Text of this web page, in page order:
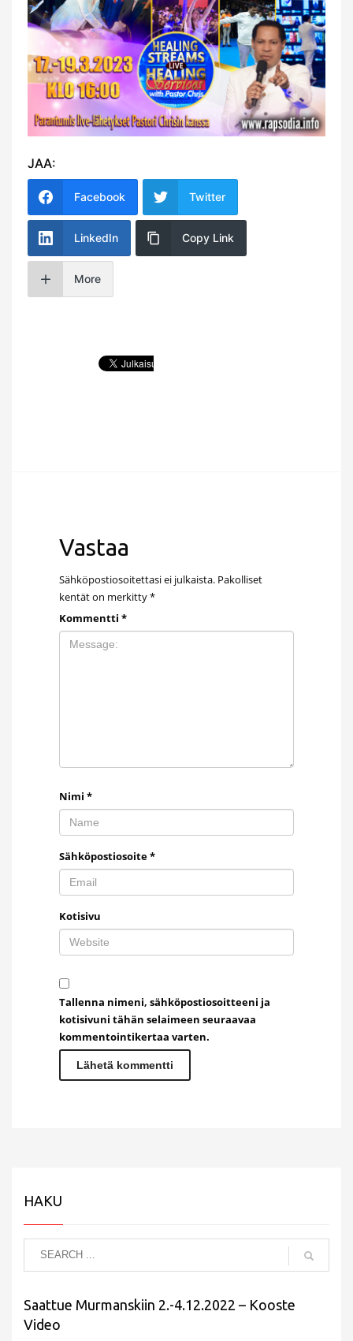
JAA:
Facebook Twitter
LinkedIn Copy Link
More
Vastaa
Sähköpostiosoitettasi ei julkaista. Pakolliset
kentät on merkitty*
Kommentti *
Nimi *
Sähköpostiosoite*
Kotisivu
Tallenna nimeni, sähköpostiosoitteeni ja
kotisivuni tähän selaimeen seuraavaa
kommentointikertaa varten.
HAKU
Saattue Murmanskiin 2.-4.12.2022 – Kooste
Video